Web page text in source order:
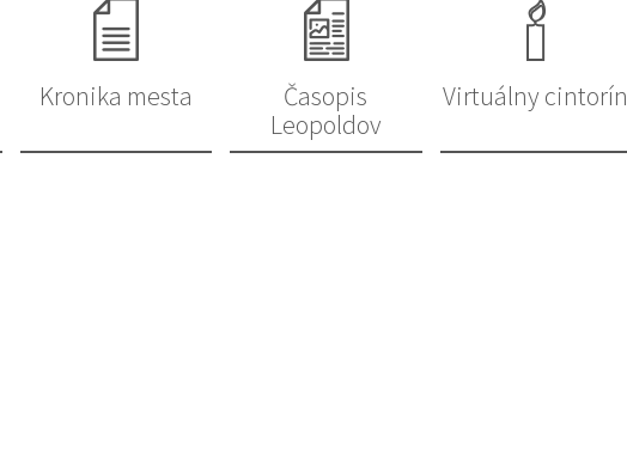
Kronika mesta
Časopis
Leopoldov
Virtuálny cintorín